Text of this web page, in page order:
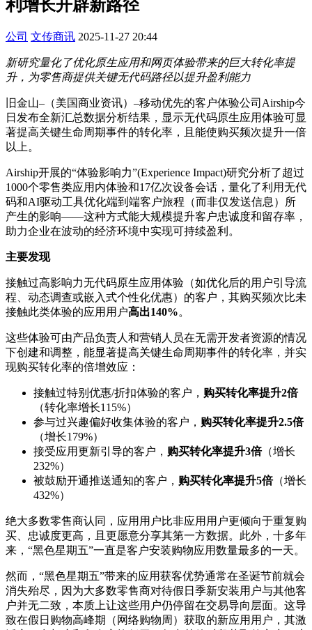
利增长开辟新路径
公司 文传商讯 2025-11-27 20:44
新研究量化了优化原生应用和网页体验带来的巨大转化率提
升，为零售商提供关键无代码路径以提升盈利能力
旧金山–（美国商业资讯）–移动优先的客户体验公司Airship今
日发布全新汇总数据分析结果，显示无代码原生应用体验可显
著提高关键生命周期事件的转化率，且能使购买频次提升一倍
以上。
Airship开展的“体验影响力”(Experience Impact)研究分析了超过
1000个零售类应用内体验和17亿次设备会话，量化了利用无代
码和AI驱动工具优化端到端客户旅程（而非仅发送信息）所
产生的影响——这种方式能大规模提升客户忠诚度和留存率，
助力企业在波动的经济环境中实现可持续盈利。
主要发现
接触过高影响力无代码原生应用体验（如优化后的用户引导流
程、动态调查或嵌入式个性化优惠）的客户，其购买频次比未
接触此类体验的应用用户高出140%。
这些体验可由产品负责人和营销人员在无需开发者资源的情况
下创建和调整，能显著提高关键生命周期事件的转化率，并实
现购买转化率的倍增效应：
接触过特别优惠/折扣体验的客户， 购买转化率提升2倍
（转化率增长115%）
参与过兴趣偏好收集体验的客户， 购买转化率提升2.5倍
（增长179%）
接受应用更新引导的客户， 购买转化率提升3倍（增长
232%）
被鼓励开通推送通知的客户， 购买转化率提升5倍（增长
432%）
绝大多数零售商认同，应用用户比非应用用户更倾向于重复购
买、忠诚度更高，且更愿意分享其第一方数据。此外，十多年
来，“黑色星期五”一直是客户安装购物应用数量最多的一天。
然而，“黑色星期五”带来的应用获客优势通常在圣诞节前就会
消失殆尽，因为大多数零售商对待假日季新安装用户与其他客
户并无二致，本质上让这些用户仍停留在交易导向层面。这导
致在假日购物高峰期（网络购物周）获取的新应用用户，其激